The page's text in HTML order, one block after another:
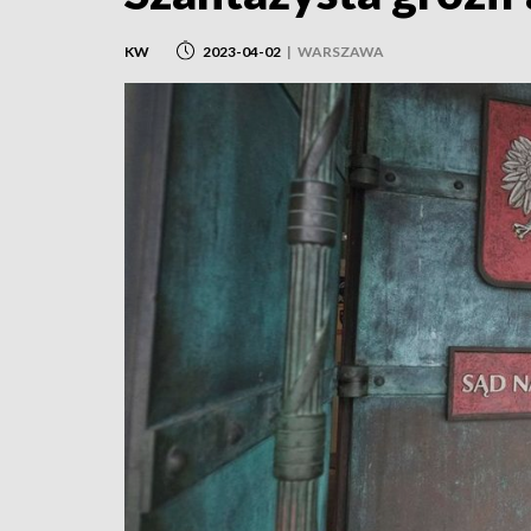
KW 2023-04-02 | WARSZAWA